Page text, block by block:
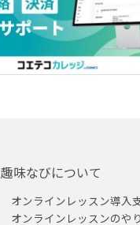
趣味なびについて
オンラインレッスン導入
オンラインレッスンのや